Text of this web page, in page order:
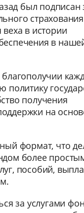
Выключены
настройки
был подписан
в истории
в
политику
получения
на
формат, что
более
пособий,
за услугами